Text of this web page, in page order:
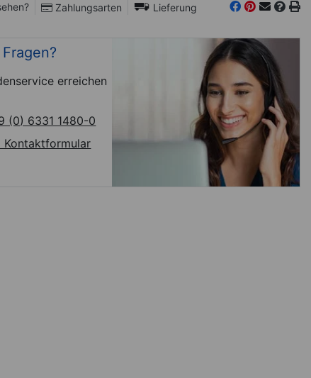
Zahlungsarten Lieferung
erreichen
(0) 6331 1480-0
Kontaktformular